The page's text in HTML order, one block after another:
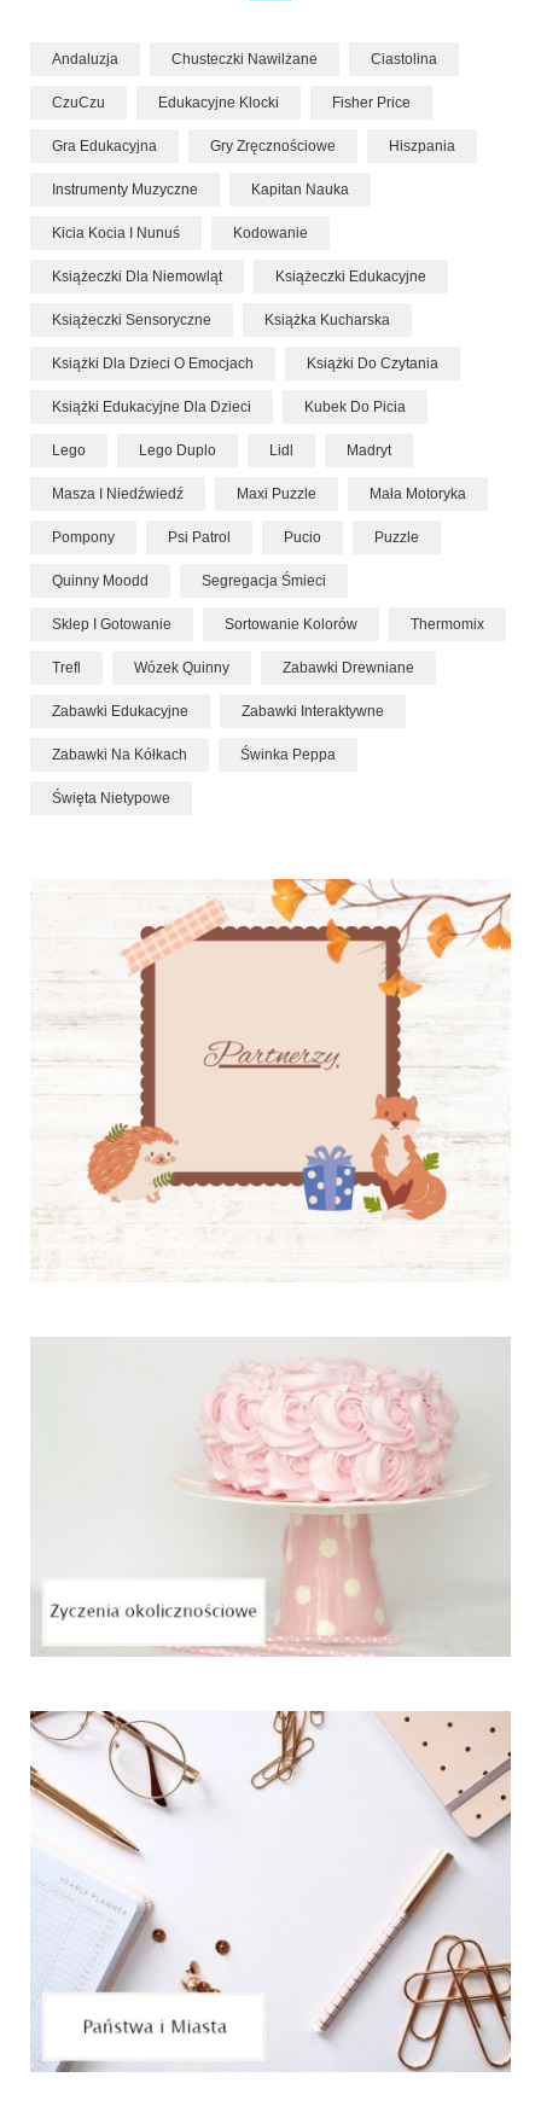
Andaluzja Chusteczki Nawilżane Ciastolina
CzuCzu Edukacyjne Klocki Fisher Price
Gra Edukacyjna Gry Zręcznościowe Hiszpania
Instrumenty Muzyczne Kapitan Nauka
Kicia Kocia I Nunuś Kodowanie
Książeczki Dla Niemowląt Książeczki Edukacyjne
Książeczki Sensoryczne Książka Kucharska
Książki Dla Dzieci O Emocjach Książki Do Czytania
Książki Edukacyjne Dla Dzieci Kubek Do Picia
Lego Lego Duplo Lidl Madryt
Masza I Niedźwiedź Maxi Puzzle Mała Motoryka
Pompony Psi Patrol Pucio Puzzle
Quinny Moodd Segregacja Śmieci
Sklep I Gotowanie Sortowanie Kolorów Thermomix
Trefl Wózek Quinny Zabawki Drewniane
Zabawki Edukacyjne Zabawki Interaktywne
Zabawki Na Kółkach Świnka Peppa
Święta Nietypowe